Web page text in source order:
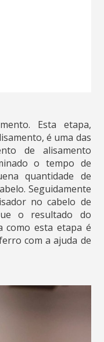
Esta etapa,
é uma das
de alisamento
o tempo de
quantidade de
Seguidamente
no cabelo de
o resultado do
como esta etapa é
com a ajuda de